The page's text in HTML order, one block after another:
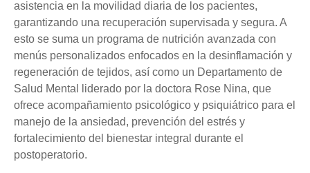
asistencia en la movilidad diaria de los pacientes,
garantizando una recuperación supervisada y segura. A
esto se suma un programa de nutrición avanzada con
menús personalizados enfocados en la desinflamación y
regeneración de tejidos, así como un Departamento de
Salud Mental liderado por la doctora Rose Nina, que
ofrece acompañamiento psicológico y psiquiátrico para el
manejo de la ansiedad, prevención del estrés y
fortalecimiento del bienestar integral durante el
postoperatorio.